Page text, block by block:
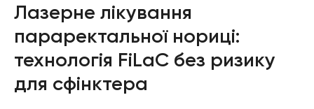
Лазерне лікування
параректальної нориці:
технологія FiLaC без ризику
для сфінктера